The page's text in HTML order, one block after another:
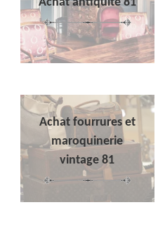
Achat fourrures et
maroquinerie
vintage 81